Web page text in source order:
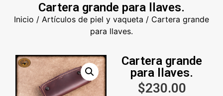
Cartera grande para llaves.
Inicio / Artículos de piel y vaqueta / Cartera grande
para llaves.
Cartera grande
para llaves.
$230.00